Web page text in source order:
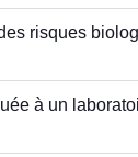
risques
à un